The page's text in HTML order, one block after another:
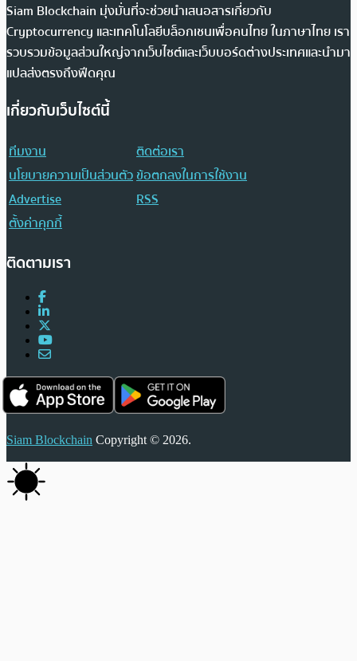
Siam Blockchain มุ่งมั่นที่จะช่วยนำเสนอสารเกี่ยวกับ
Cryptocurrency และเทคโนโลยีบล็อกเชนเพื่อคนไทย ในภาษาไทย เรา
รวบรวมข้อมูลส่วนใหญ่จากเว็บไซต์และเว็บบอร์ดต่างประเทศและนำมา
แปลส่งตรงถึงฟีดคุณ
เกี่ยวกับเว็บไซต์นี้
ทีมงาน
ติดต่อเรา
นโยบายความเป็นส่วนตัวข้อตกลงในการใช้งาน
Advertise
RSS
ตั้งค่าคุกกี้
ติดตามเรา
Siam Blockchain Copyright © 2026.